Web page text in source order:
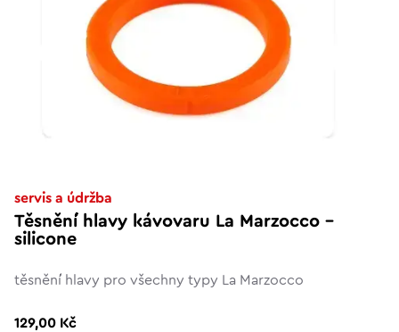
servis a údržba
Těsnění hlavy kávovaru La Marzocco -
silicone
těsnění hlavy pro všechny typy La Marzocco
129,00 Kč